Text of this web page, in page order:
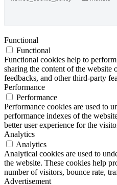
Functional
Functional
Functional cookies help to
sharing the content of the website
feedbacks, and other third-party
Performance
Performance
Performance cookies are used to
performance indexes of the
better user experience for the
Analytics
Analytics
Analytical cookies are used to
the website. These cookies help
number of visitors, bounce rate,
Advertisement